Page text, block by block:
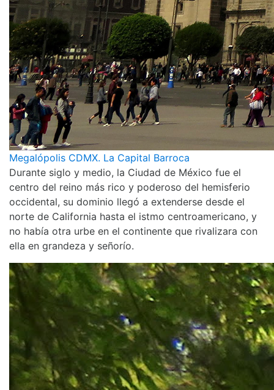
Megalópolis CDMX. La Capital Barroca
Durante siglo y medio, la Ciudad de México fue el
centro del reino más rico y poderoso del hemisferio
occidental, su dominio llegó a extenderse desde el
norte de California hasta el istmo centroamericano, y
no había otra urbe en el continente que rivalizara con
ella en grandeza y señorío.